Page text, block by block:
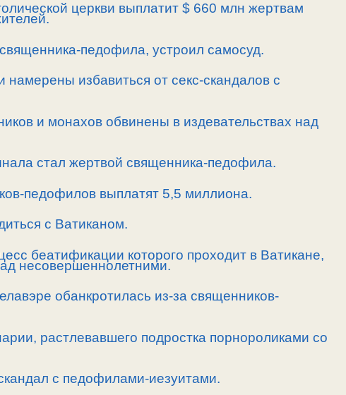
церкви выплатит $ 660 млн жертвам
педофила, устроил самосуд.
избавиться от секс-скандалов с
и монахов обвинены в издевательствах над
стал жертвой священника-педофила.
педофилов выплатят 5,5 миллиона.
с Ватиканом.
беатификации которого проходит в Ватикане,
несовершеннолетними.
обанкротилась из-за священников-
растлевавшего подростка порнороликами со
с педофилами-иезуитами.